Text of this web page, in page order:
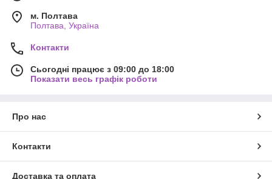
м. Полтава
Полтава, Україна
Контакти
Сьогодні працює з 09:00 до 18:00
Показати весь графік роботи
Про нас
Контакти
Доставка та оплата